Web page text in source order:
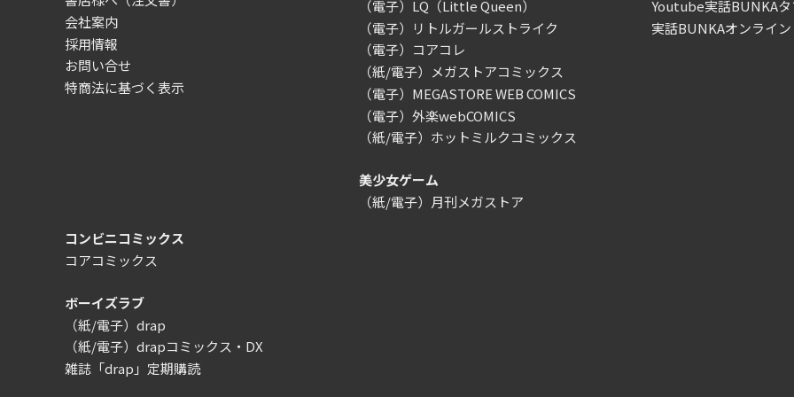
会社案内
採用情報
お問い合せ
特商法に基づく表示
（電子）LQ（Little Queen）
（電子）リトルガールストライク
（電子）コアコレ
（紙/電子）メガストアコミックス
（電子）MEGASTORE WEB COMICS
（電子）外楽webCOMICS
（紙/電子）ホットミルクコミックス
美少女ゲーム
（紙/電子）月刊メガストア
Youtube実話BUNKAタ
実話BUNKAオンライン
コンビニコミックス
コアコミックス
ボーイズラブ
（紙/電子）drap
（紙/電子）drapコミックス・DX
雑誌「drap」定期購読